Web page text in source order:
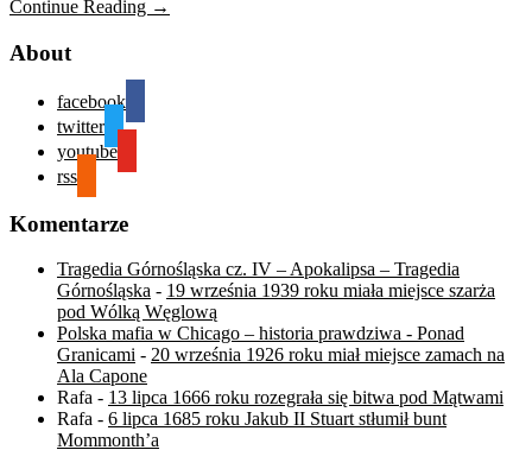
Continue Reading →
About
facebook
twitter
youtube
rss
Komentarze
Tragedia Górnośląska cz. IV – Apokalipsa – Tragedia
Górnośląska - 19 września 1939 roku miała miejsce szarża
pod Wólką Węglową
Polska mafia w Chicago – historia prawdziwa - Ponad
Granicami - 20 września 1926 roku miał miejsce zamach na
Ala Capone
Rafa - 13 lipca 1666 roku rozegrała się bitwa pod Mątwami
Rafa - 6 lipca 1685 roku Jakub II Stuart stłumił bunt
Mommonth’a